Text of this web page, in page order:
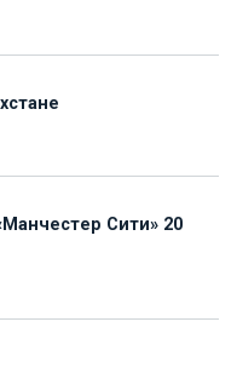
Сити» 20